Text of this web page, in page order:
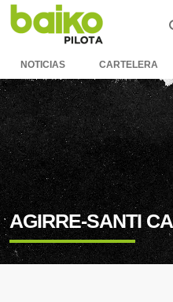
NOTICIAS CARTELERA
AGIRRE-SANTI